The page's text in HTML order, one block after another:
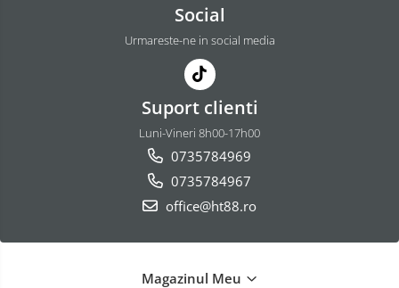
Social
Urmareste-ne in social media
Suport clienti
Luni-Vineri 8h00-17h00
0735784969
0735784967
office@ht88.ro
Magazinul Meu